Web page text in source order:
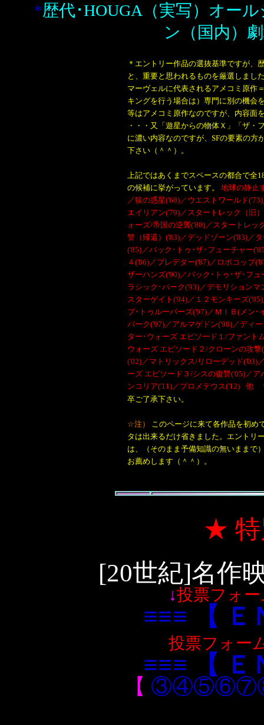
*歴代･HOUGA（実写）オー
ン（国内）
＊エントリー作品の選抜基準ですが、
と、重要と思われるものを厳選しまし
マーヴェルに代表されるアメコミ原作
キングを行う場合は）専門に別の機会
等はアメコミ原作なのですが、内容面
・・・又「遊星からの物体Ｘ」「ザ・
に濃い内容なのですが、SFの要素の方
下さい（＾＾）。
上記ではあくまでスペースの都合で全
の候補に挙がっています。
地球の静止
／猿の惑星('68)／ ウエストワールド
エイリアン('79)／スタートレック（旧
ォーズ/帝国の逆襲('80)／スタートレッ
讐（帰還）('83)／デッドゾーン('83)／
('85)／バック･トゥ･ザ･フューチャー
４('86)／プレデター('87)／ロボコップ
ザーハンズ('90)／バック･トゥ･ザ･フ
ラシック･パーク('93)／デモリション
スターゲイト('94)／１２モンキーズ
プ･トゥルーパーズ('97)／ＭＩＢ(メン
パーク('97)／アルマゲドン('98)／ディ
ター･ウォーズ エピソード１/ファント
ウォーズ エピソード２/クローンの攻
('02)／マトリックス/リローデッド('03)
ーズ エピソード３/シスの復讐('05)／
ンコリア('11)／ プロメテウス('12)
他
卒ご了承下さい。
☆注）
このページに来て各作品を初め
タは出来るだけ省きました。エントリ
は、（そのまま予備知識の無いままで
お薦めします（＾＾）。
★
[20世紀]名作
↓投票フォー
≡≡≡ 【 Ｅ
投票フォー
≡≡≡ 【 Ｅ
【 ③④⑤⑥⑦